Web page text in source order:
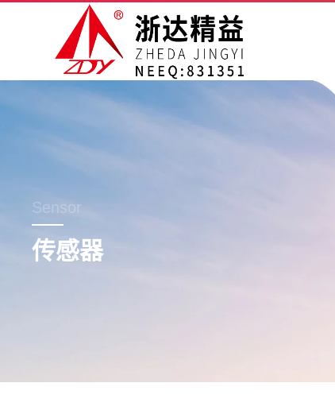
Sensor
传感器